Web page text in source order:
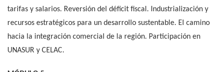
tarifas y salarios. Reversión del déficit fiscal. Industrialización y
recursos estratégicos para un desarrollo sustentable. El camino
hacia la integración comercial de la región. Participación en
UNASUR y CELAC.